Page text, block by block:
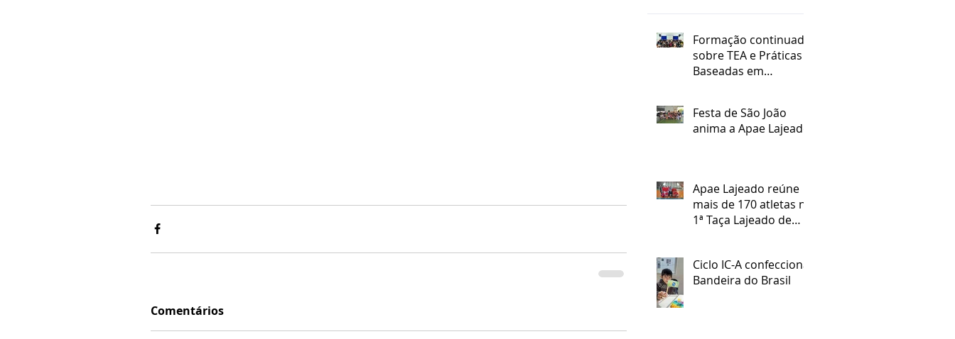
Comentários
Formação continuada
sobre TEA e Práticas
Baseadas em
Festa de São João
anima a Apae Lajeado
Apae Lajeado reúne
mais de 170 atletas na
1ª Taça Lajeado de
Ciclo IC-A confecciona
Bandeira do Brasil